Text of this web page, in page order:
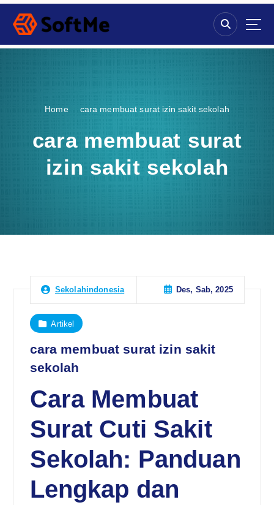
S
p
Home cara membuat surat izin sakit sekolah
cara membuat surat
izin sakit sekolah
Sekolahindonesia Des, Sab, 2025
Artikel
cara membuat surat izin sakit
sekolah
Cara Membuat
Surat Cuti Sakit
Sekolah: Panduan
Lengkap dan